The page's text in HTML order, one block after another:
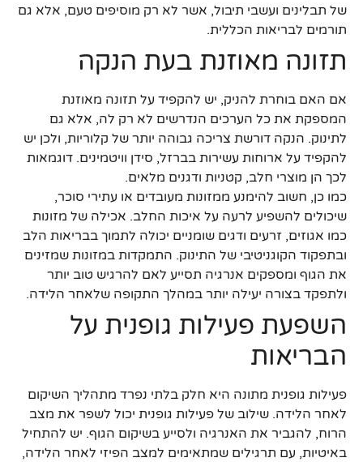
של תבלינים ועשבי תיבול, אשר לא רק מוסיפים טעם, אלא גם
תורמים לבריאות הכללית.
תזונה מאוזנת בעת הנקה
אם האם בוחרת להניק, יש להקפיד על תזונה מאוזנת
המספקת את כל הערכים הנדרשים לא רק לה, אלא גם
לתינוק. הנקה דורשת צריכה גבוהה יותר של קלוריות, ולכן יש
להקפיד על ארוחות עשירות בברזל, סידן וויטמינים. דוגמאות
לכך הן מוצרי חלב, קטניות ודגנים מלאים.
כמו כן, חשוב להימנע ממזונות מעובדים או עתירי סוכר,
שיכולים להשפיע לרעה על איכות החלב. אכילה של מזונות
כמו אגוזים, זרעים ודגים שומניים יכולה לתמוך בבריאות הלב
ובתפקוד הקוגניטיבי של התינוק. התמקדות במזונות שמזינים
את הגוף ומספקים אנרגיה תסייע לאם להרגיש טוב יותר
ולתפקד בצורה יעילה יותר במהלך התקופה שלאחר הלידה.
השפעת פעילות גופנית על
הבריאות
פעילות גופנית מתונה היא חלק בלתי נפרד מתהליך השיקום
לאחר הלידה. שילוב של פעילות גופנית יכול לשפר את מצב
הרוח, להגביר את האנרגיה ולסייע בשיקום הגוף. יש להתחיל
באיטיות, עם תרגילים שמתאימים למצב הפיזי לאחר הלידה,